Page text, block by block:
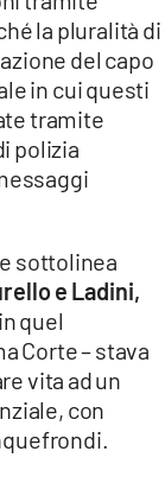
la pluralità di
del capo
in cui questi
tramite
polizia
sottolinea
e Ladini,
quel
Corte – stava
vita ad un
con